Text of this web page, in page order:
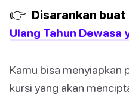
👉 Disarankan buat
Ulang Tahun Dewasa
Kamu bisa menyiapkan
kursi yang akan